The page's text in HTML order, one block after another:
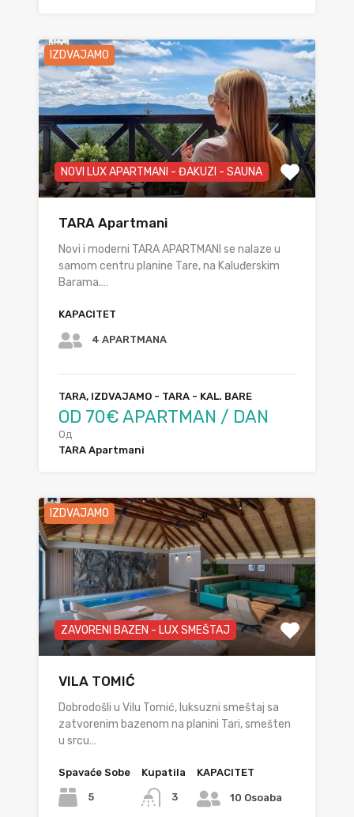
IZDVAJAMO
NOVI LUX APARTMANI - ĐAKUZI - SAUNA
TARA Apartmani
Novi i moderni TARA APARTMANI se nalaze u
samom centru planine Tare, na Kaluđerskim
Barama.…
KAPACITET
4 APARTMANA
TARA, IZDVAJAMO - TARA - KAL. BARE
OD 70€ APARTMAN / DAN
Од
TARA Apartmani
IZDVAJAMO
ZAVORENI BAZEN - LUX SMEŠTAJ
VILA TOMIĆ
Dobrodošli u Vilu Tomić, luksuzni smeštaj sa
zatvorenim bazenom na planini Tari, smešten
u srcu…
Spavaće Sobe
5
Kupatila
3
KAPACITET
10 Osoaba